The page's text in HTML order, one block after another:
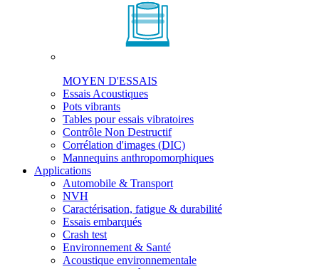
MOYEN D'ESSAIS
Essais Acoustiques
Pots vibrants
Tables pour essais vibratoires
Contrôle Non Destructif
Corrélation d'images (DIC)
Mannequins anthropomorphiques
Applications
Automobile & Transport
NVH
Caractérisation, fatigue & durabilité
Essais embarqués
Crash test
Environnement & Santé
Acoustique environnementale